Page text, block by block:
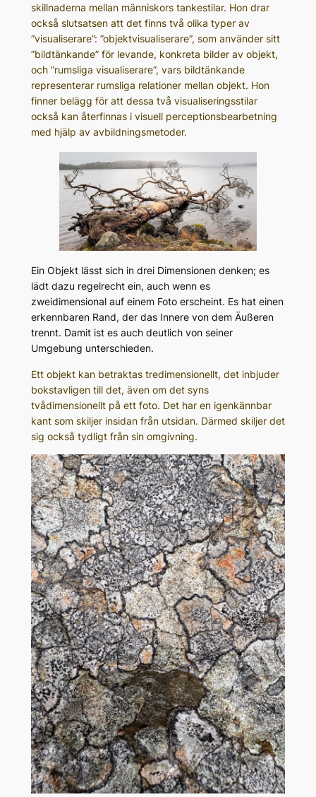
skillnaderna mellan människors tankestilar. Hon drar
också slutsatsen att det finns två olika typer av
”visualiserare”: ”objektvisualiserare”, som använder sitt
”bildtänkande” för levande, konkreta bilder av objekt,
och ”rumsliga visualiserare”, vars bildtänkande
representerar rumsliga relationer mellan objekt. Hon
finner belägg för att dessa två visualiseringsstilar
också kan återfinnas i visuell perceptionsbearbetning
med hjälp av avbildningsmetoder.
Ein Objekt lässt sich in drei Dimensionen denken; es
lädt dazu regelrecht ein, auch wenn es
zweidimensional auf einem Foto erscheint. Es hat einen
erkennbaren Rand, der das Innere von dem Äußeren
trennt. Damit ist es auch deutlich von seiner
Umgebung unterschieden.
Ett objekt kan betraktas tredimensionellt, det inbjuder
bokstavligen till det, även om det syns
tvådimensionellt på ett foto. Det har en igenkännbar
kant som skiljer insidan från utsidan. Därmed skiljer det
sig också tydligt från sin omgivning.